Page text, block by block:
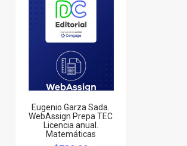
Eugenio Garza Sada.
WebAssign Prepa TEC
Licencia anual.
Matemáticas